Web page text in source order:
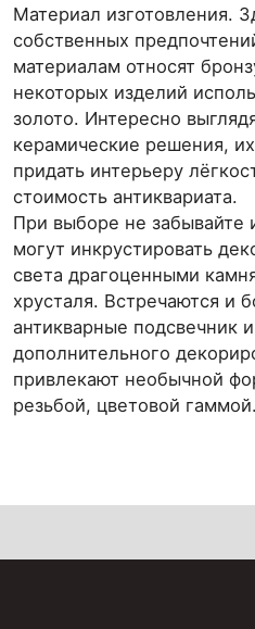
Материал изготовления.
собственных
материалам относят
некоторых изделий
золото. Интересно
керамические решения,
придать интерьеру
стоимость антиквариата.
При выборе не забывайте
могут инкрустировать
света драгоценными
хрусталя. Встречаются и
антикварные подсвечник
дополнительного
привлекают необычной
резьбой, цветовой гаммой.